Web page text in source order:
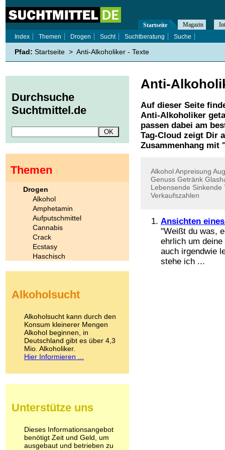
Anti-
Auf dieser Seite
Anti-Alkoholiker
passen dabei am
Tag-Cloud zeigt Dir
Zusammenhang mit
AlkoholAnpreisung
Genuss Getränk
Lebensende Sinkende
Verkaufszahlen
Ansichten
"Weißt du was,
ehrlich um
auch irgendwie
stehe ich ...
Startseite Magazin
Index
Themen Drogen Sucht Suchtberatung Suche
Pfad: Startseite > Anti-Alkoholiker - Texte
Durchsuche
Suchtmittel.de
Themen
Drogen
Alkohol
Amphetamin
Aufputschmittel
Cannabis
Crack
Ecstasy
Haschisch
Kokain
LSD
Marihuana
Medikamente
Meskalin
Metamphetamin
Methadon
Pilze
Psychopharmaka
Schlafmittel
Schmerzmittel
Alkoholsucht
Alkoholsucht kann durch den
Konsum kleinerer Mengen
Alkohol beginnen, in
Deutschland gibt es über 4,3
Mio. Alkoholiker.
Hier Informieren ...
Unterstütze uns
Dieses Informationsangebot
benötigt Zeit und Geld, um
ausgebaut und betrieben zu